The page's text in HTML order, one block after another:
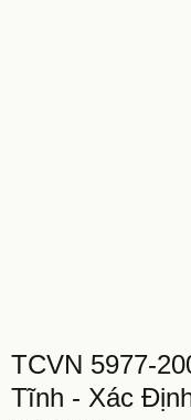
TCVN 5977-
Tĩnh - Xác